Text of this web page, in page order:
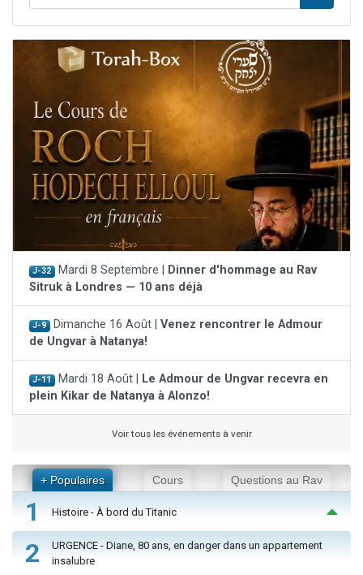
J-32 Mardi 8 Septembre |
Dinner d'hommage au Rav
Sitruk à Londres — 10 ans déjà
J-9 Dimanche 16 Août | Venez rencontrer le Admour
de Ungvar à Natanya!
J-11 Mardi 18 Août |
Le Admour de Ungvar recevra en
plein Kikar de Natanya à Alonzo!
Voir tous les événements à venir
+ Populaires Cours Questions au Rav
1 Histoire - À bord du Titanic
2
URGENCE - Diane, 80 ans, en danger dans un appartement
insalubre